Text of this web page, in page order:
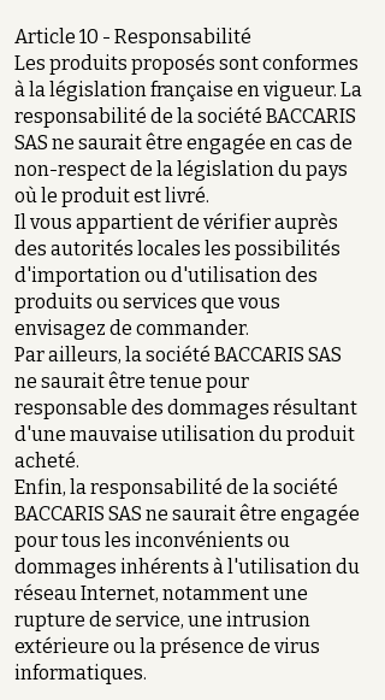
Article 10 - Responsabilité
Les produits proposés sont conformes
à la législation française en vigueur. La
responsabilité de la société BACCARIS
SAS ne saurait être engagée en cas de
non-respect de la législation du pays
où le produit est livré.
Il vous appartient de vérifier auprès
des autorités locales les possibilités
d'importation ou d'utilisation des
produits ou services que vous
envisagez de commander.
Par ailleurs, la société BACCARIS SAS
ne saurait être tenue pour
responsable des dommages résultant
d'une mauvaise utilisation du produit
acheté.
Enfin, la responsabilité de la société
BACCARIS SAS ne saurait être engagée
pour tous les inconvénients ou
dommages inhérents à l'utilisation du
réseau Internet, notamment une
rupture de service, une intrusion
extérieure ou la présence de virus
informatiques.